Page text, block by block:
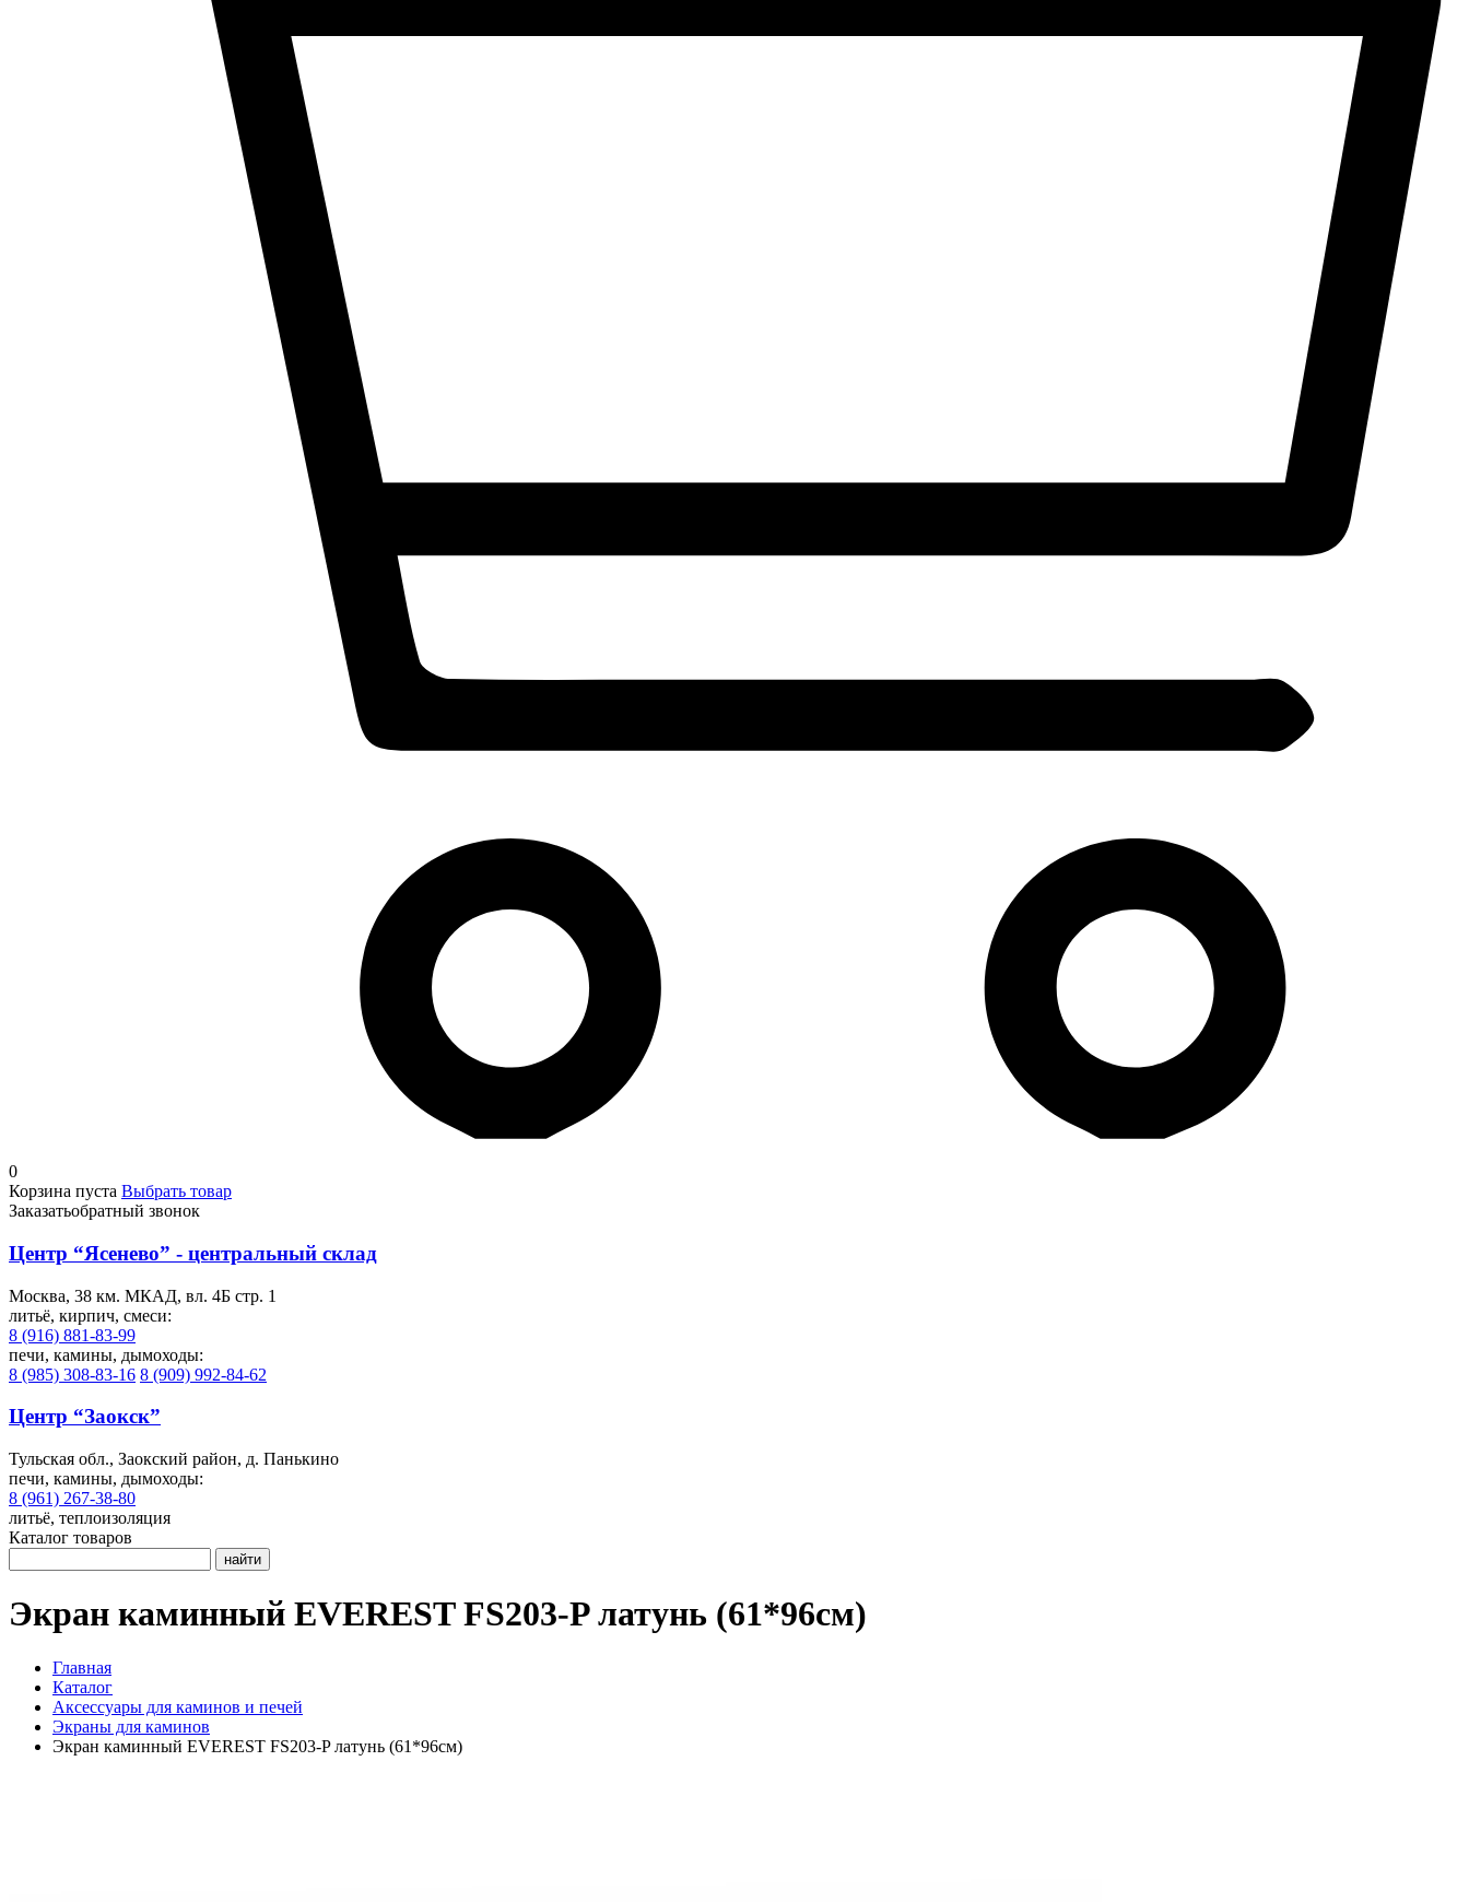
0
Корзина пуста Выбрать товар
Заказатьобратный звонок
Центр “Ясенево” - центральный склад
Москва, 38 км. МКАД, вл. 4Б стр. 1
литьё, кирпич, смеси:
8 (916) 881-83-99
печи, камины, дымоходы:
8 (985) 308-83-16 8 (909) 992-84-62
Центр “Заокск”
Тульская обл., Заокский район, д. Панькино
печи, камины, дымоходы:
8 (961) 267-38-80
литьё, теплоизоляция
Каталог товаров
найти
Экран каминный EVEREST FS203-P латунь (61*96см)
Главная
Каталог
Аксессуары для каминов и печей
Экраны для каминов
Экран каминный EVEREST FS203-P латунь (61*96см)